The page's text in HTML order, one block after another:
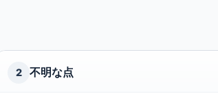
2 不明な点